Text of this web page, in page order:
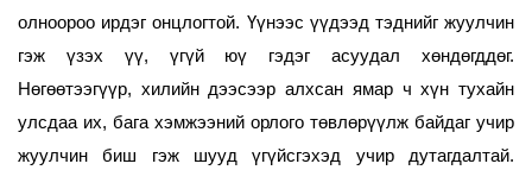
олноороо ирдэг онцлогтой. Үүнээс үүдээд тэднийг жуулчин
гэж үзэх үү, үгүй юү гэдэг асуудал хөндөгддөг.
Нөгөөтээгүүр, хилийн дээсээр алхсан ямар ч хүн тухайн
улсдаа их, бага хэмжээний орлого төвлөрүүлж байдаг учир
жуулчин биш гэж шууд үгүйсгэхэд учир дутагдалтай.